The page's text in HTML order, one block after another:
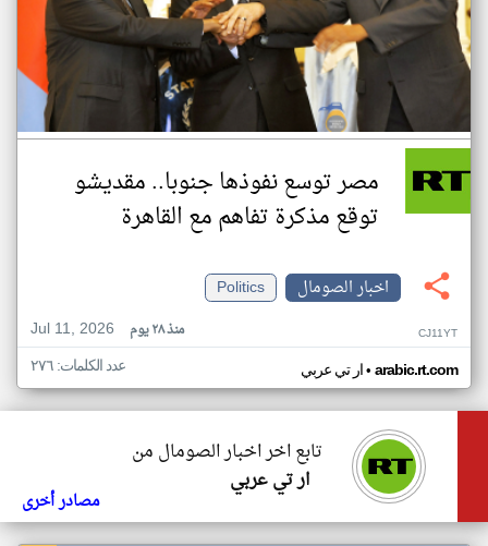
مصر توسع نفوذها جنوبا.. مقديشو
توقع مذكرة تفاهم مع القاهرة
اخبار الصومال
Politics
Jul 11, 2026
منذ ٢٨ يوم CJ11YT
ار تي عربي• arabic.rt.com عدد الكلمات: ٢٧٦
تابع اخر اخبار الصومال من
ار تي عربي
مصادر أخرى